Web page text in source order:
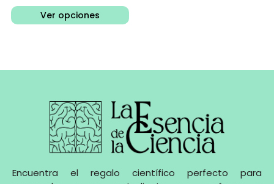
Ver opciones
Encuentra el regalo científico perfecto para